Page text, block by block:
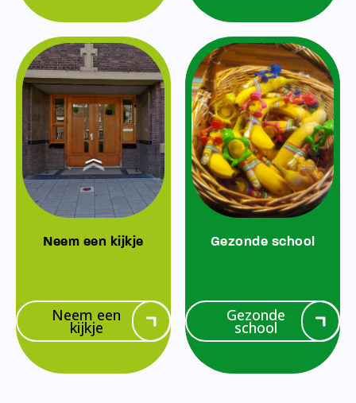
Neem een kijkje
Neem een
kijkje
Gezonde school
Gezonde
school